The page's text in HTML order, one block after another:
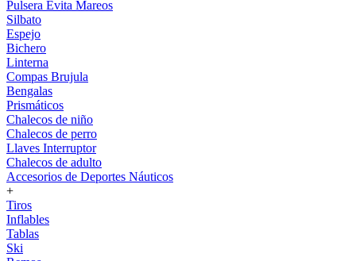
Pulsera Evita Mareos
Silbato
Espejo
Bichero
Linterna
Compas Brujula
Bengalas
Prismáticos
Chalecos de niño
Chalecos de perro
Llaves Interruptor
Chalecos de adulto
Accesorios de Deportes Náuticos
+
Tiros
Inflables
Tablas
Ski